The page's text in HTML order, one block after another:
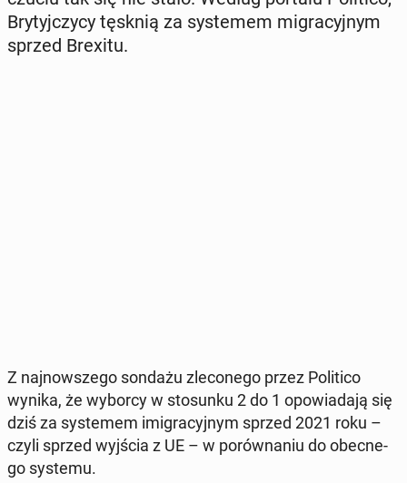
Bry­tyj­czy­cy tęsknią za sys­te­mem mi­gra­cyj­nym
sprzed Brexitu.
Z naj­now­sze­go sondażu zle­co­ne­go przez Po­li­ti­co
wynika, że wyborcy w sto­sun­ku 2 do 1 opo­wia­da­ją się
dziś za sys­te­mem imi­gra­cyj­nym sprzed 2021 roku –
czyli sprzed wyjścia z UE – w po­rów­na­niu do obec­ne­
go systemu.